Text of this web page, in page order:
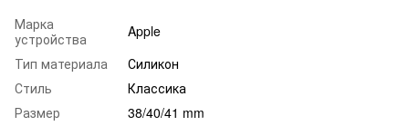
Марка
устройства
Apple
Тип материала
Силикон
Стиль
Классика
Размер
38/40/41 mm